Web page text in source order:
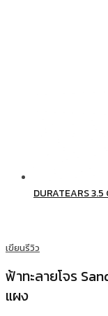
DURATEARS
เขียนรีวิว
ฟ้าทะลายโจร
แผง